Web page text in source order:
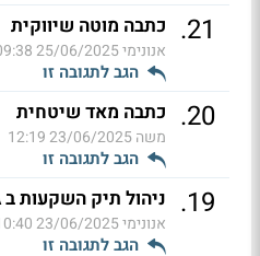
21
. כתבה מוטה שיווקית
אנונימי25/06/2025 09:38
הגב לתגובה זו
20
. כתבה מאד שיטחית
משה23/06/2025 12:19
הגב לתגובה זו
19
. ניהול תיק השקעות ב IRA
אנונימי23/06/2025 10:40
הגב לתגובה זו